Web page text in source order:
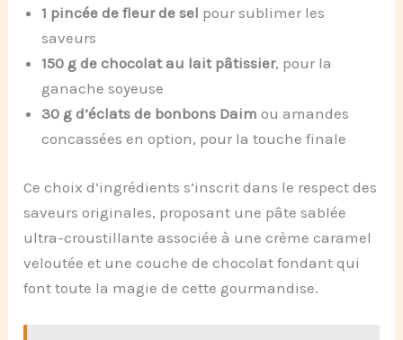
1 pincée de fleur de sel pour sublimer les
saveurs
150 g de chocolat au lait pâtissier, pour la
ganache soyeuse
30 g d’éclats de bonbons Daim ou amandes
concassées en option, pour la touche finale
Ce choix d’ingrédients s’inscrit dans le respect des
saveurs originales, proposant une pâte sablée
ultra-croustillante associée à une crème caramel
veloutée et une couche de chocolat fondant qui
font toute la magie de cette gourmandise.